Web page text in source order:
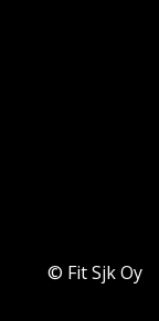
© Fit Sjk Oy